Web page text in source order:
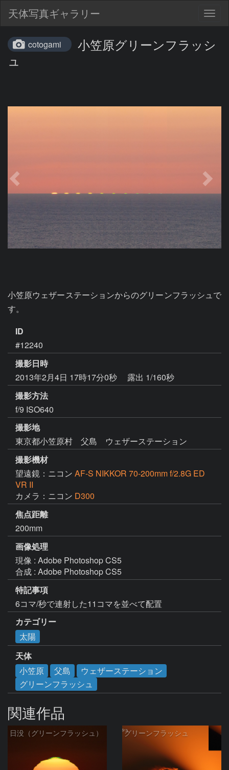
天体写真ギャラリー
cotogami
小笠原グリーンフラッシ
ュ
小笠原ウェザーステーションからのグリーンフラッシュで
す。
ID
#12240
撮影日時
2013年2月4日 17時17分0秒
露出 1/160秒
撮影方法
f/9 ISO640
撮影地
東京都小笠原村 父島 ウェザーステーション
撮影機材
望遠鏡：ニコン AF-S NIKKOR 70-200mm f/2.8G ED
VR II
カメラ：ニコン D300
焦点距離
200mm
画像処理
現像 : Adobe Photoshop CS5
特記事項
6コマ/秒で連射した11コマを並べて配置
カテゴリー
太陽
天体
小笠原
父島
ウェザーステーション
グリーンフラッシュ
関連作品
日没（グリーンフラッシュ） グリーンフラッシュ